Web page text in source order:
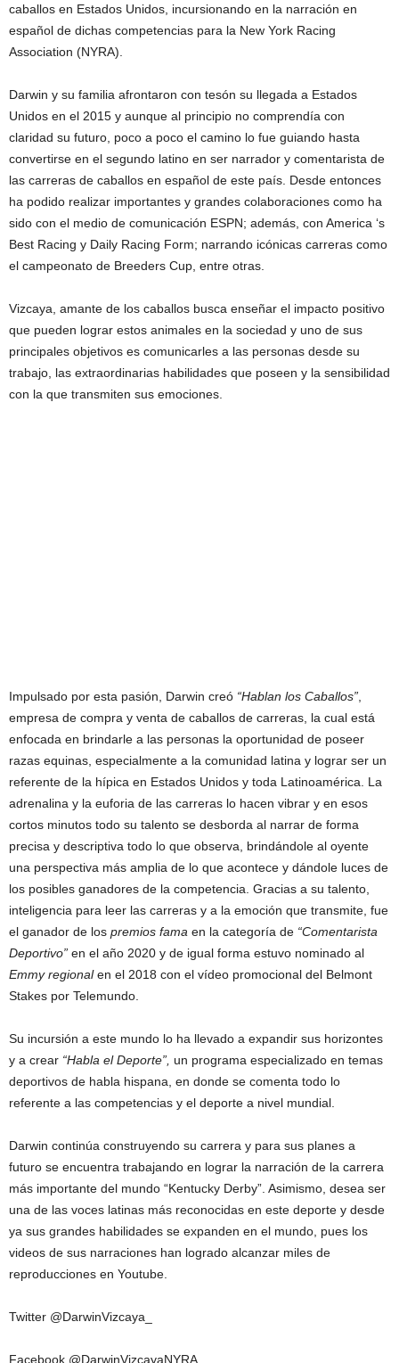
caballos en Estados Unidos, incursionando en la narración en
español de dichas competencias para la New York Racing
Association (NYRA).
Darwin y su familia afrontaron con tesón su llegada a Estados
Unidos en el 2015 y aunque al principio no comprendía con
claridad su futuro, poco a poco el camino lo fue guiando hasta
convertirse en el segundo latino en ser narrador y comentarista de
las carreras de caballos en español de este país. Desde entonces
ha podido realizar importantes y grandes colaboraciones como ha
sido con el medio de comunicación ESPN; además, con America ‘s
Best Racing y Daily Racing Form; narrando icónicas carreras como
el campeonato de Breeders Cup, entre otras.
Vizcaya, amante de los caballos busca enseñar el impacto positivo
que pueden lograr estos animales en la sociedad y uno de sus
principales objetivos es comunicarles a las personas desde su
trabajo, las extraordinarias habilidades que poseen y la sensibilidad
con la que transmiten sus emociones.
Impulsado por esta pasión, Darwin creó “Hablan los Caballos”,
empresa de compra y venta de caballos de carreras, la cual está
enfocada en brindarle a las personas la oportunidad de poseer
razas equinas, especialmente a la comunidad latina y lograr ser un
referente de la hípica en Estados Unidos y toda Latinoamérica. La
adrenalina y la euforia de las carreras lo hacen vibrar y en esos
cortos minutos todo su talento se desborda al narrar de forma
precisa y descriptiva todo lo que observa, brindándole al oyente
una perspectiva más amplia de lo que acontece y dándole luces de
los posibles ganadores de la competencia. Gracias a su talento,
inteligencia para leer las carreras y a la emoción que transmite, fue
el ganador de los premios fama en la categoría de “Comentarista
Deportivo” en el año 2020 y de igual forma estuvo nominado al
Emmy regionalen el 2018 con el vídeo promocional del Belmont
Stakes por Telemundo.
Su incursión a este mundo lo ha llevado a expandir sus horizontes
y a crear “Habla el Deporte”, un programa especializado en temas
deportivos de habla hispana, en donde se comenta todo lo
referente a las competencias y el deporte a nivel mundial.
Darwin continúa construyendo su carrera y para sus planes a
futuro se encuentra trabajando en lograr la narración de la carrera
más importante del mundo “Kentucky Derby”. Asimismo, desea ser
una de las voces latinas más reconocidas en este deporte y desde
ya sus grandes habilidades se expanden en el mundo, pues los
videos de sus narraciones han logrado alcanzar miles de
reproducciones en Youtube.
Twitter @DarwinVizcaya_
Facebook @DarwinVizcayaNYRA